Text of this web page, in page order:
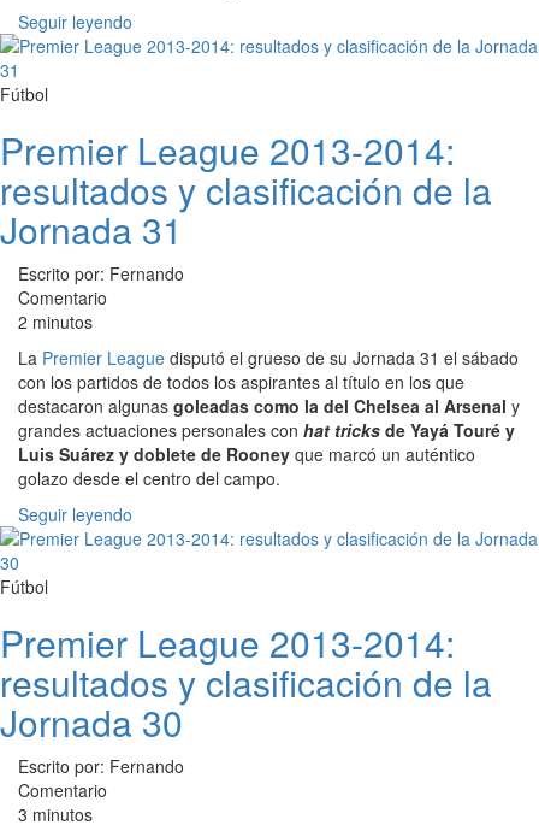
Seguir leyendo
Fútbol
Premier League 2013-2014:
resultados y clasificación de la
Jornada 31
Escrito por: Fernando
Comentario
2 minutos
La Premier League disputó el grueso de su Jornada 31 el sábado
con los partidos de todos los aspirantes al título en los que
destacaron algunas goleadas como la del Chelsea al Arsenal y
grandes actuaciones personales con hat tricks de Yayá Touré y
Luis Suárez y doblete de Rooney que marcó un auténtico
golazo desde el centro del campo.
Seguir leyendo
Fútbol
Premier League 2013-2014:
resultados y clasificación de la
Jornada 30
Escrito por: Fernando
Comentario
3 minutos